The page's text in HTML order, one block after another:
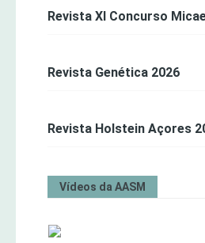
Revista XI Concurso
Revista Genética 2026
Revista Holstein Açores
Vídeos da AASM